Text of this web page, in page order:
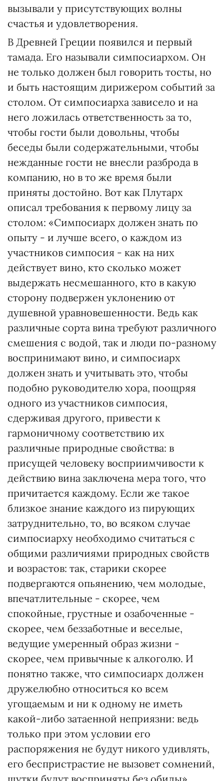
вызывали у присутствующих волны
счастья и удовлетворения.
В Древней Греции появился и первый
тамада. Его называли симпосиархом. Он
не только должен был говорить тосты, но
и быть настоящим дирижером событий за
столом. От симпосиарха зависело и на
него ложилась ответственность за то,
чтобы гости были довольны, чтобы
беседы были содержательными, чтобы
нежданные гости не внесли разброда в
компанию, но в то же время были
приняты достойно. Вот как Плутарх
описал требования к первому лицу за
столом: «Симпосиарх должен знать по
опыту - и лучше всего, о каждом из
участников симпосия - как на них
действует вино, кто сколько может
выдержать несмешанного, кто в какую
сторону подвержен уклонению от
душевной уравновешенности. Ведь как
различные сорта вина требуют различного
смешения с водой, так и люди по-разному
воспринимают вино, и симпосиарх
должен знать и учитывать это, чтобы
подобно руководителю хора, поощряя
одного из участников симпосия,
сдерживая другого, привести к
гармоничному соответствию их
различные природные свойства: в
присущей человеку восприимчивости к
действию вина заключена мера того, что
причитается каждому. Если же такое
близкое знание каждого из пирующих
затруднительно, то, во всяком случае
симпосиарху необходимо считаться с
общими различиями природных свойств
и возрастов: так, старики скорее
подвергаются опьянению, чем молодые,
впечатлительные - скорее, чем
спокойные, грустные и озабоченные -
скорее, чем беззаботные и веселые,
ведущие умеренный образ жизни -
скорее, чем привычные к алкоголю. И
понятно также, что симпосиарх должен
дружелюбно относиться ко всем
угощаемым и ни к одному не иметь
какой-либо затаенной неприязни: ведь
только при этом условии его
распоряжения не будут никого удивлять,
его беспристрастие не вызовет сомнений,